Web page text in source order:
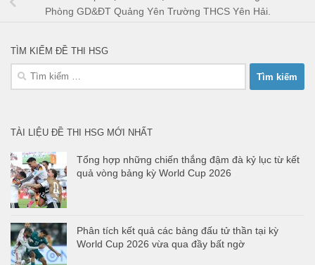
Phòng GD&ĐT Quảng Yên Trường THCS Yên Hải.
TÌM KIẾM ĐỀ THI HSG
Tìm
kiếm
TÀI LIỆU ĐỀ THI HSG MỚI NHẤT
Tổng hợp những chiến thắng đậm đà kỷ lục từ kết
quả vòng bảng kỳ World Cup 2026
Phân tích kết quả các bảng đấu tử thần tại kỳ
World Cup 2026 vừa qua đầy bất ngờ